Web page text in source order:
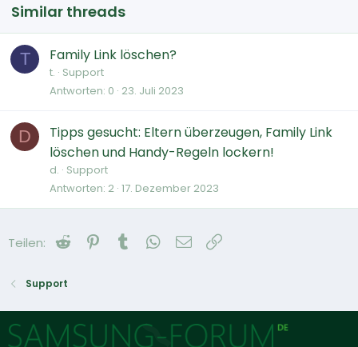
Similar threads
T Family Link löschen?
t. Support
Antworten 0 23. Juli 2023
D
Tipps gesucht: Eltern überzeugen, Family Link
löschen und Handy-Regeln lockern!
d. Support
Antworten 2 17. Dezember 2023
Teilen: Reddit Pinterest
Tumblr WhatsApp
E-Mail
Support